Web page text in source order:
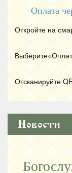
Оплата
Откройте на
Отсканируйте
Новости